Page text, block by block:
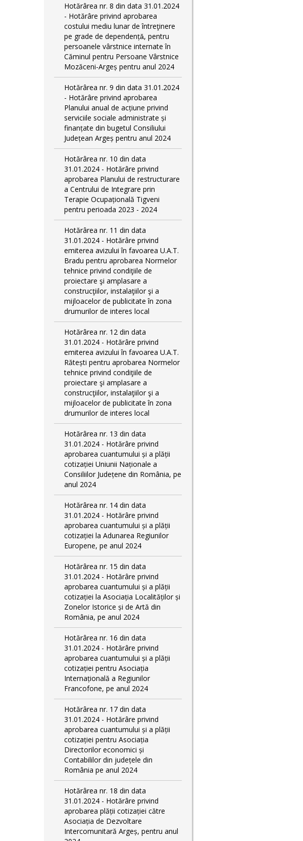
Hotărârea nr. 8 din data 31.01.2024
- Hotărâre privind aprobarea
costului mediu lunar de întreţinere
pe grade de dependențǎ, pentru
persoanele vârstnice internate în
Căminul pentru Persoane Vârstnice
Mozăceni-Argeș pentru anul 2024
Hotărârea nr. 9 din data 31.01.2024
- Hotărâre privind aprobarea
Planului anual de acțiune privind
serviciile sociale administrate și
finanțate din bugetul Consiliului
Județean Argeș pentru anul 2024
Hotărârea nr. 10 din data
31.01.2024 - Hotărâre privind
aprobarea Planului de restructurare
a Centrului de Integrare prin
Terapie Ocupațională Tigveni
pentru perioada 2023 - 2024
Hotărârea nr. 11 din data
31.01.2024 - Hotărâre privind
emiterea avizului în favoarea U.A.T.
Bradu pentru aprobarea Normelor
tehnice privind condiţiile de
proiectare şi amplasare a
construcţiilor, instalaţiilor şi a
mijloacelor de publicitate în zona
drumurilor de interes local
Hotărârea nr. 12 din data
31.01.2024 - Hotărâre privind
emiterea avizului în favoarea U.A.T.
Rătești pentru aprobarea Normelor
tehnice privind condiţiile de
proiectare şi amplasare a
construcţiilor, instalaţiilor şi a
mijloacelor de publicitate în zona
drumurilor de interes local
Hotărârea nr. 13 din data
31.01.2024 - Hotărâre privind
aprobarea cuantumului și a plății
cotizației Uniunii Naționale a
Consiliilor Județene din România, pe
anul 2024
Hotărârea nr. 14 din data
31.01.2024 - Hotărâre privind
aprobarea cuantumului și a plății
cotizației la Adunarea Regiunilor
Europene, pe anul 2024
Hotărârea nr. 15 din data
31.01.2024 - Hotărâre privind
aprobarea cuantumului și a plății
cotizației la Asociația Localităților și
Zonelor Istorice și de Artă din
România, pe anul 2024
Hotărârea nr. 16 din data
31.01.2024 - Hotărâre privind
aprobarea cuantumului și a plății
cotizației pentru Asociația
Internațională a Regiunilor
Francofone, pe anul 2024
Hotărârea nr. 17 din data
31.01.2024 - Hotărâre privind
aprobarea cuantumului și a plății
cotizației pentru Asociația
Directorilor economici și
Contabililor din județele din
România pe anul 2024
Hotărârea nr. 18 din data
31.01.2024 - Hotărâre privind
aprobarea plății cotizației către
Asociația de Dezvoltare
Intercomunitară Argeș, pentru anul